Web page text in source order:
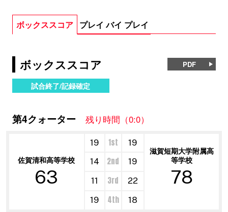
ボックススコア プレイ バイ プレイ
ボックススコア PDF
試合終了/記録確定
第4クォーター 残り時間（0:0）
佐賀清和高等学校
63
19 1st 19
滋賀短期大学附属高
等学校
78
14 2nd
19
11
3rd
22
19
4th 18